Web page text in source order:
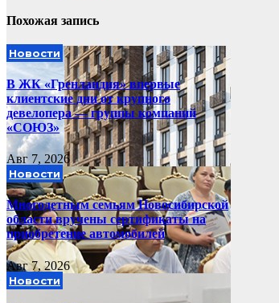
Похожая запись
Новости
В ЖК «Гренландия» впервые
клиентские дни от крупного
девелопера — группы компаний
«СОЮЗ»
Авг 7, 2026
Новости
Многодетным семьям Новосибирской
области вручены сертификаты на
приобретение автомобилей
Авг 7, 2026
Новости